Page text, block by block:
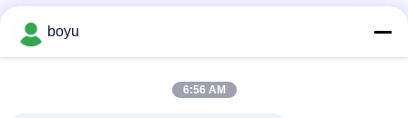
POLICYDanh mục phổ biến
các
Overhead Dòng xâu
boyu
6:56 AM